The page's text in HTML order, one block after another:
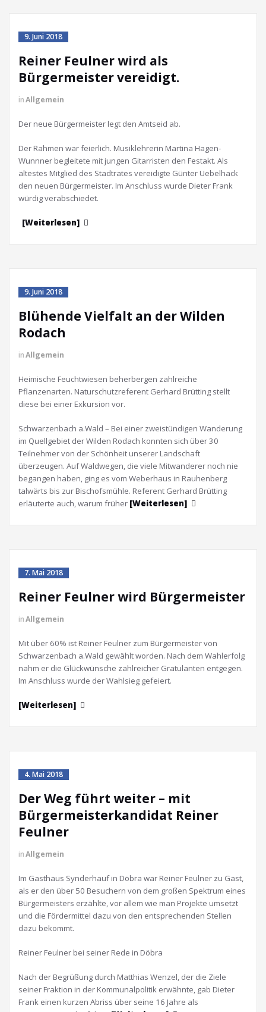
9. Juni 2018
Reiner Feulner wird als
Bürgermeister vereidigt.
inAllgemein
Der neue Bürgermeister legt den Amtseid ab.
Der Rahmen war feierlich. Musiklehrerin Martina Hagen-
Wunnner begleitete mit jungen Gitarristen den Festakt. Als
ältestes Mitglied des Stadtrates vereidigte Günter Uebelhack
den neuen Bürgermeister. Im Anschluss wurde Dieter Frank
würdig verabschiedet.
[Weiterlesen]
9. Juni 2018
Blühende Vielfalt an der Wilden
Rodach
inAllgemein
Heimische Feuchtwiesen beherbergen zahlreiche
Pflanzenarten. Naturschutzreferent Gerhard Brütting stellt
diese bei einer Exkursion vor.
Schwarzenbach a.Wald – Bei einer zweistündigen Wanderung
im Quellgebiet der Wilden Rodach konnten sich über 30
Teilnehmer von der Schönheit unserer Landschaft
überzeugen. Auf Waldwegen, die viele Mitwanderer noch nie
begangen haben, ging es vom Weberhaus in Rauhenberg
talwärts bis zur Bischofsmühle. Referent Gerhard Brütting
erläuterte auch, warum früher [Weiterlesen]
7. Mai 2018
Reiner Feulner wird Bürgermeister
inAllgemein
Mit über 60% ist Reiner Feulner zum Bürgermeister von
Schwarzenbach a.Wald gewählt worden. Nach dem Wahlerfolg
nahm er die Glückwünsche zahlreicher Gratulanten entgegen.
Im Anschluss wurde der Wahlsieg gefeiert.
[Weiterlesen]
4. Mai 2018
Der Weg führt weiter – mit
Bürgermeisterkandidat Reiner
Feulner
inAllgemein
Im Gasthaus Synderhauf in Döbra war Reiner Feulner zu Gast,
als er den über 50 Besuchern von dem großen Spektrum eines
Bürgermeisters erzählte, vor allem wie man Projekte umsetzt
und die Fördermittel dazu von den entsprechenden Stellen
dazu bekommt.
Reiner Feulner bei seiner Rede in Döbra
Nach der Begrüßung durch Matthias Wenzel, der die Ziele
seiner Fraktion in der Kommunalpolitik erwähnte, gab Dieter
Frank einen kurzen Abriss über seine 16 Jahre als